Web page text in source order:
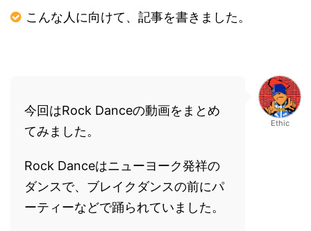
こんな人に向けて、記事を書きました。
今回はRock Danceの動画をまとめ
てみました。
Rock Danceはニューヨーク発祥の
ダンスで、ブレイクダンスの前にパ
ーティーなどで踊られていました。
Ethic